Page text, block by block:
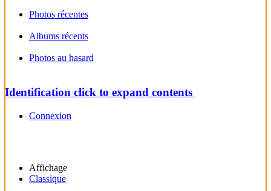
Photos récentes
Albums récents
Photos au hasard
Identification click to expand contents
Connexion
Affichage
Classique